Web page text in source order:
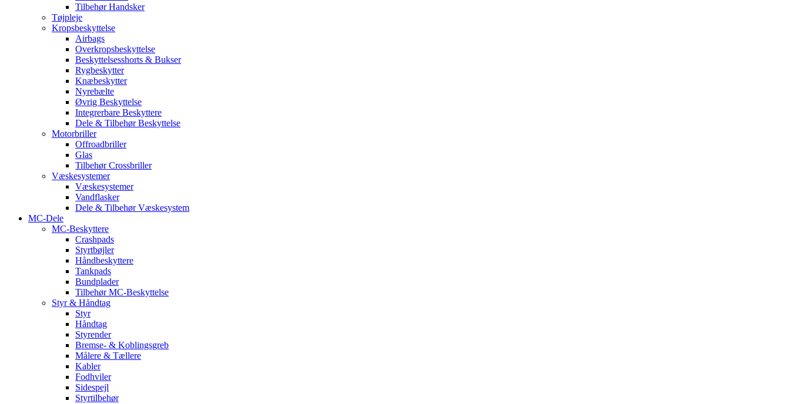
Tilbehør Handsker
Tøjpleje
Kropsbeskyttelse
Airbags
Overkropsbeskyttelse
Beskyttelsesshorts & Bukser
Rygbeskytter
Knæbeskytter
Nyrebælte
Øvrig Beskyttelse
Integrerbare Beskyttere
Dele & Tilbehør Beskyttelse
Motorbriller
Offroadbriller
Glas
Tilbehør Crossbriller
Væskesystemer
Væskesystemer
Vandflasker
Dele & Tilbehør Væskesystem
MC-Dele
MC-Beskyttere
Crashpads
Styrtbøjler
Håndbeskyttere
Tankpads
Bundplader
Tilbehør MC-Beskyttelse
Styr & Håndtag
Styr
Håndtag
Styrender
Bremse- & Koblingsgreb
Målere & Tællere
Kabler
Fodhviler
Sidespejl
Styrtilbehør